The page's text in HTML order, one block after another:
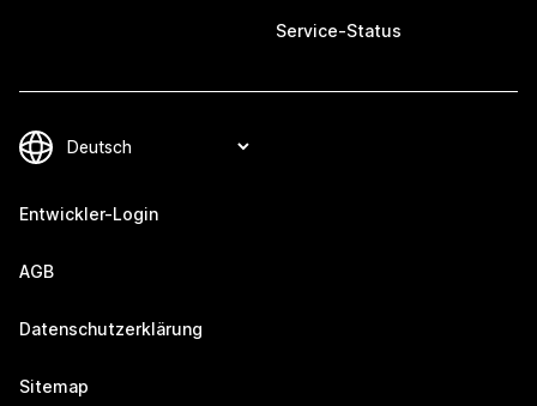
Service-Status
Entwickler-Login
AGB
Datenschutzerklärung
Sitemap